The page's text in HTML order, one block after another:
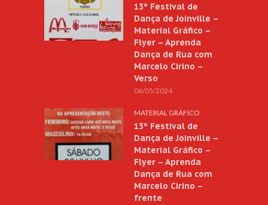
13º Festival de
Dança de Joinville –
Material Gráfico –
Flyer – Aprenda
Dança de Rua com
Marcelo Cirino –
Verso
06/05/2024
MATERIAL GRÁFICO
13º Festival de
Dança de Joinville –
Material Gráfico –
Flyer – Aprenda
Dança de Rua com
Marcelo Cirino –
frente